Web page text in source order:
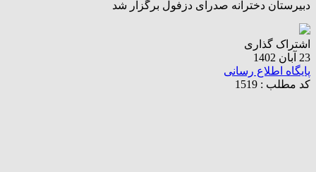
دبیرستان دخترانه صدرای دزفول برگزار شد
اشتراک گذاری
23 آبان 1402
پایگاه اطلاع رسانی
کد مطلب : 1519